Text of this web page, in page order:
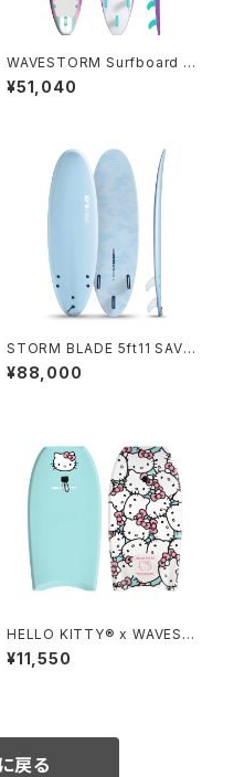
WAVESTORM Surfboard 7f
t6 LIMITED 日本限定版 - LA
VENDER LOVE
¥51,040
STORM BLADE 5ft11 SAVO
MODERN SURFBOARD - SK
Y BLUE
¥88,000
HELLO KITTY® x WAVEST
ORM 36in Bodyboard - Tur
quoise
¥11,550
戻る